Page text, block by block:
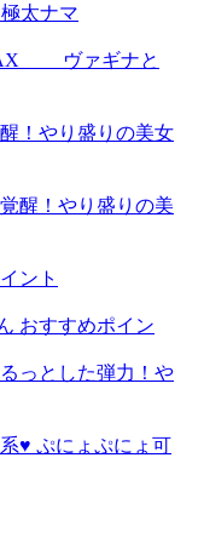
太ナマ
ヴァギナと
やり盛りの美女
！やり盛りの美
ント
すすめポイン
とした弾力！や
ぷにょぷにょ可